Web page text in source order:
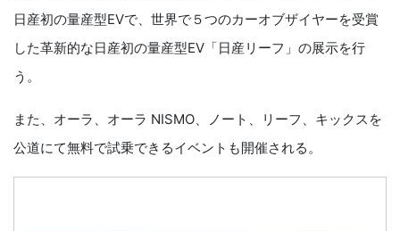
日産初の量産型EVで、世界で５つのカーオブザイヤーを受賞
した革新的な日産初の量産型EV「日産リーフ」の展示を行
う。
また、オーラ、オーラ NISMO、ノート、リーフ、キックスを
公道にて無料で試乗できるイベントも開催される。